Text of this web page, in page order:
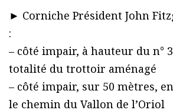
► Corniche Président John
:
– côté impair, à hauteur du n°
totalité du trottoir aménagé
– côté impair, sur 50 mètres,
le chemin du Vallon de l’Oriol